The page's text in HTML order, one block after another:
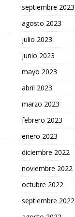
septiembre 2023
agosto 2023
julio 2023
junio 2023
mayo 2023
abril 2023
marzo 2023
febrero 2023
enero 2023
diciembre 2022
noviembre 2022
octubre 2022
septiembre 2022